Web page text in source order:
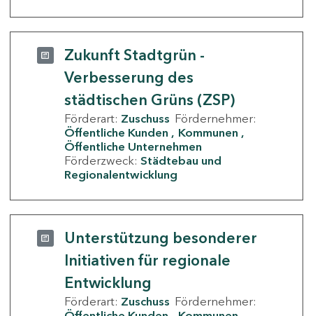
Zukunft Stadtgrün -
Verbesserung des
städtischen Grüns (ZSP)
Förderart: Zuschuss Fördernehmer:
Öffentliche Kunden
Kommunen
Öffentliche Unternehmen
Förderzweck: Städtebau und
Regionalentwicklung
Unterstützung besonderer
Initiativen für regionale
Entwicklung
Förderart: Zuschuss Fördernehmer: